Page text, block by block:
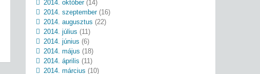
2014. október(14)
2014. szeptember(16)
2014. augusztus (22)
2014. július (11)
2014. június (6)
2014. május (18)
2014. április (11)
2014. március (10)